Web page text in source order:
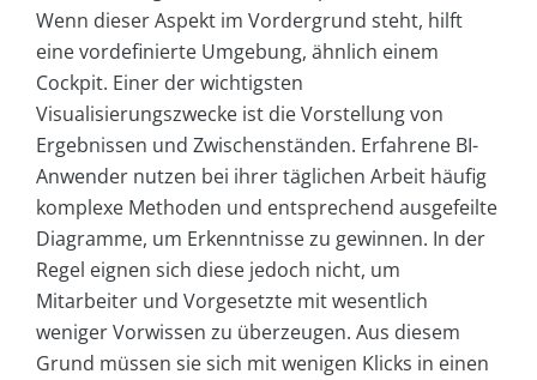
Wenn dieser Aspekt im Vordergrund steht, hilft
eine vordefinierte Umgebung, ähnlich einem
Cockpit. Einer der wichtigsten
Visualisierungszwecke ist die Vorstellung von
Ergebnissen und Zwischenständen. Erfahrene BI-
Anwender nutzen bei ihrer täglichen Arbeit häufig
komplexe Methoden und entsprechend ausgefeilte
Diagramme, um Erkenntnisse zu gewinnen. In der
Regel eignen sich diese jedoch nicht, um
Mitarbeiter und Vorgesetzte mit wesentlich
weniger Vorwissen zu überzeugen. Aus diesem
Grund müssen sie sich mit wenigen Klicks in einen